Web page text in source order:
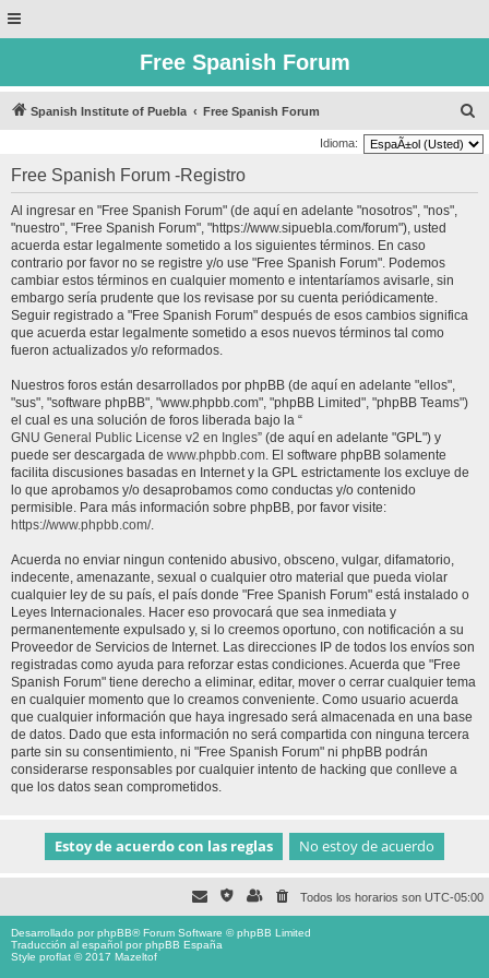
Free Spanish Forum
Spanish Institute of Puebla Free Spanish Forum
u
Idioma:
Free Spanish Forum -Registro
Al ingresar en "Free Spanish Forum" (de aquí en adelante "nosotros", "nos",
"nuestro", "Free Spanish Forum", "https://www.sipuebla.com/forum"), usted
acuerda estar legalmente sometido a los siguientes términos. En caso
contrario por favor no se registre y/o use "Free Spanish Forum". Podemos
cambiar estos términos en cualquier momento e intentaríamos avisarle, sin
embargo sería prudente que los revisase por su cuenta periódicamente.
Seguir registrado a "Free Spanish Forum" después de esos cambios significa
que acuerda estar legalmente sometido a esos nuevos términos tal como
fueron actualizados y/o reformados.
Nuestros foros están desarrollados por phpBB (de aquí en adelante "ellos",
"sus", "software phpBB", "www.phpbb.com", "phpBB Limited", "phpBB Teams")
el cual es una solución de foros liberada bajo la “
GNU General Public License v2 en Ingles” (de aquí en adelante "GPL") y
puede ser descargada de www.phpbb.com. El software phpBB solamente
facilita discusiones basadas en Internet y la GPL estrictamente los excluye de
lo que aprobamos y/o desaprobamos como conductas y/o contenido
permisible. Para más información sobre phpBB, por favor visite:
https://www.phpbb.com/.
Acuerda no enviar ningun contenido abusivo, obsceno, vulgar, difamatorio,
indecente, amenazante, sexual o cualquier otro material que pueda violar
cualquier ley de su país, el país donde "Free Spanish Forum" está instalado o
Leyes Internacionales. Hacer eso provocará que sea inmediata y
permanentemente expulsado y, si lo creemos oportuno, con notificación a su
Proveedor de Servicios de Internet. Las direcciones IP de todos los envíos son
registradas como ayuda para reforzar estas condiciones. Acuerda que "Free
Spanish Forum" tiene derecho a eliminar, editar, mover o cerrar cualquier tema
en cualquier momento que lo creamos conveniente. Como usuario acuerda
que cualquier información que haya ingresado será almacenada en una base
de datos. Dado que esta información no será compartida con ninguna tercera
parte sin su consentimiento, ni "Free Spanish Forum" ni phpBB podrán
considerarse responsables por cualquier intento de hacking que conlleve a
que los datos sean comprometidos.
Todos los horarios son UTC-05:00
Desarrollado porphpBB® Forum Software © phpBB Limited
Traducción al español porphpBB España
Style proflat © 2017 Mazeltof